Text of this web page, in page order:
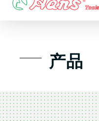
Skip
产品